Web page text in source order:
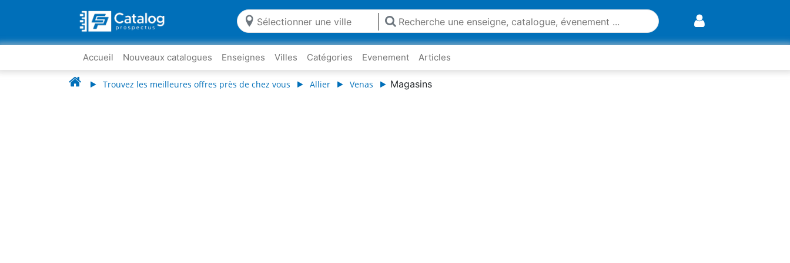
Accueil Nouveaux catalogues Enseignes Villes Catégories Evenement Articles
Trouvez les meilleures offres près de chez vous Allier Venas Magasins